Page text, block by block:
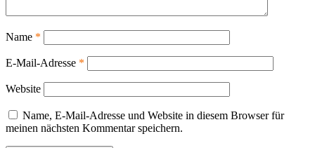
Name *
E-Mail-Adresse *
Website
Name, E-Mail-Adresse und Website in diesem Browser für
meinen nächsten Kommentar speichern.